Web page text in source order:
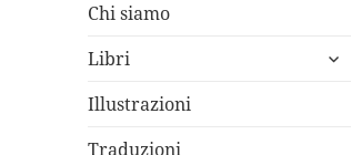
Chi siamo
Libri
apri
Illustrazioni
Traduzioni